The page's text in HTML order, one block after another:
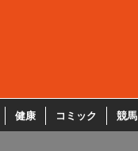
健康 コミック 競馬